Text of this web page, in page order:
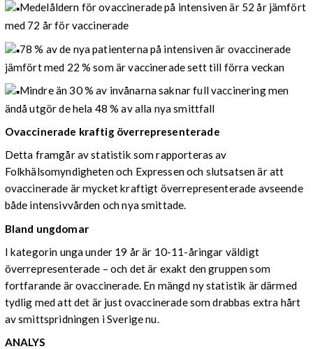
Medelåldern för ovaccinerade på intensiven är 52 år jämfört
med 72 år för vaccinerade
78 % av de nya patienterna på intensiven är ovaccinerade
jämfört med 22 % som är vaccinerade sett till förra veckan
Mindre än 30 % av invånarna saknar full vaccinering men
ändå utgör de hela 48 % av alla nya smittfall
Ovaccinerade kraftig överrepresenterade
Detta framgår av statistik som rapporteras av
Folkhälsomyndigheten och Expressen och slutsatsen är att
ovaccinerade är mycket kraftigt överrepresenterade avseende
både intensivvården och nya smittade.
Bland ungdomar
I kategorin unga under 19 år är 10-11-åringar väldigt
överrepresenterade – och det är exakt den gruppen som
fortfarande är ovaccinerade. En mängd ny statistik är därmed
tydlig med att det är just ovaccinerade som drabbas extra hårt
av smittspridningen i Sverige nu.
ANALYS